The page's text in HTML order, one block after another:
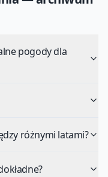
pogody dla
różnymi latami?